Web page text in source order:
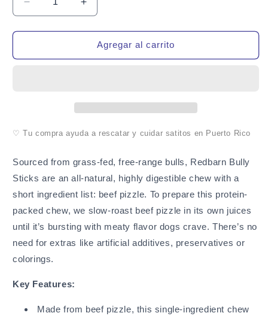
Reducir
cantidad
para
12&quot;
of
Aumentar
cantidad
para
Redbarn
12&quot;
of
Agregar al carrito
♡ Tu compra ayuda a rescatar y cuidar satitos en Puerto Rico
Sourced from grass-fed, free-range bulls, Redbarn Bully
Sticks are an all-natural, highly digestible chew with a
short ingredient list: beef pizzle. To prepare this protein-
packed chew, we slow-roast beef pizzle in its own juices
until it’s bursting with meaty flavor dogs crave. There’s no
need for extras like artificial additives, preservatives or
colorings.
Key Features:
Made from beef pizzle, this single-ingredient chew